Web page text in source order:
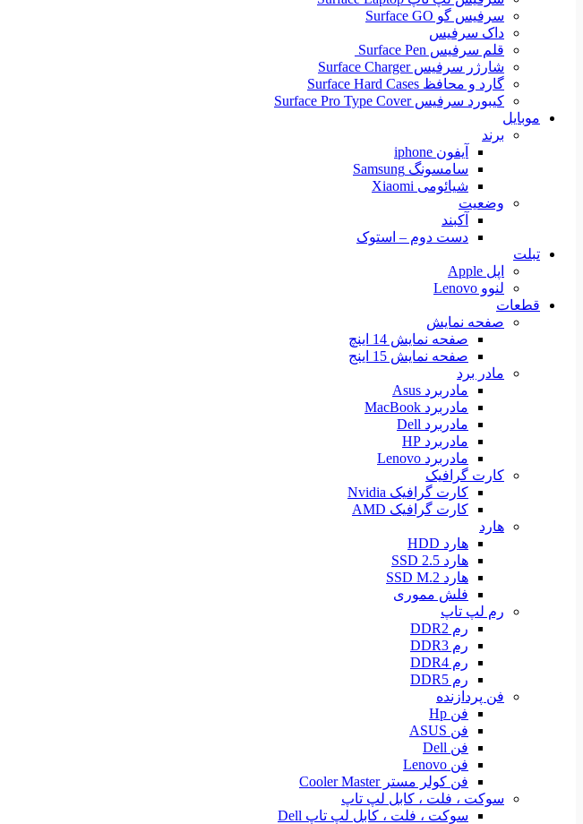
سرفیس گو Surface GO
داک سرفیس
قلم سرفیس Surface Pen
شارژر سرفیس Surface Charger
گارد و محافظ Surface Hard Cases
کیبورد سرفیس Surface Pro Type Cover
موبایل
برند
آیفون iphone
سامسونگ Samsung
شیائومی Xiaomi
وضعیت
آکبند
دست دوم – استوک
تبلت
اپل Apple
لنوو Lenovo
قطعات
صفحه نمایش
صفحه نمایش 14 اینچ
صفحه نمایش 15 اینج
مادر برد
مادربرد Asus
مادربرد MacBook
مادربرد Dell
مادربرد HP
مادربرد Lenovo
کارت گرافیک
کارت گرافیک Nvidia
کارت گرافیک AMD
هارد
هارد HDD
هارد SSD 2.5
هارد SSD M.2
فلش مموری
رم لپ تاپ
رم DDR2
رم DDR3
رم DDR4
رم DDR5
فن پردازنده
فن Hp
فن ASUS
فن Dell
فن Lenovo
فن کولر مستر Cooler Master
سوکت ، فلت ، کابل لپ تاپ
سوکت ، فلت ، کابل لپ تاپ Dell